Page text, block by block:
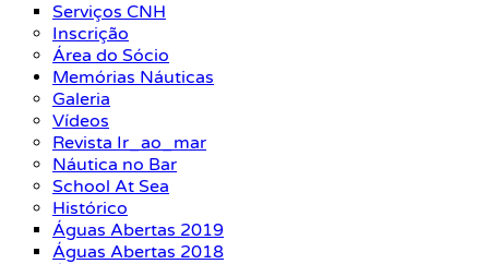
Serviços CNH
Inscrição
Área do Sócio
Memórias Náuticas
Galeria
Vídeos
Revista Ir_ao_mar
Náutica no Bar
School At Sea
Histórico
Águas Abertas 2019
Águas Abertas 2018